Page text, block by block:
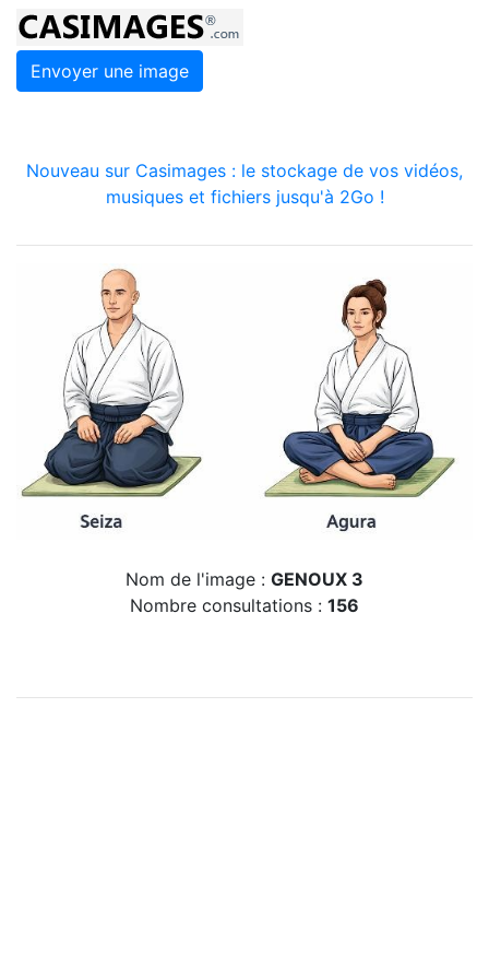
Envoyer une image
Nouveau sur Casimages : le stockage de vos vidéos,
musiques et fichiers jusqu'à 2Go !
Nom de l'image : GENOUX 3
Nombre consultations : 156